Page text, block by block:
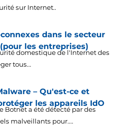
sur Internet..
dans le secteur
les entreprises)
domestique de l'Internet des
tous...
– Qu'est-ce et
les appareils IdO
Botnet a été détecté par des
malveillants pour....